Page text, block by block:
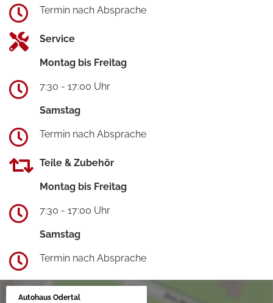
Termin nach Absprache
Service
Montag bis Freitag
7:30 - 17:00 Uhr
Samstag
Termin nach Absprache
Teile & Zubehör
Montag bis Freitag
7:30 - 17:00 Uhr
Samstag
Termin nach Absprache
Autohaus Odertal